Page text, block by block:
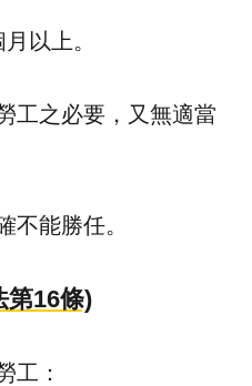
以上。
工之必要，又無適當
不能勝任。
第16條)
工：